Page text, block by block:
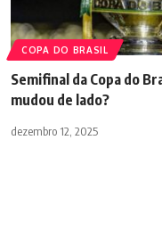
COPA DO BRASIL
Semifinal da Copa do
mudou de lado?
dezembro 12, 2025